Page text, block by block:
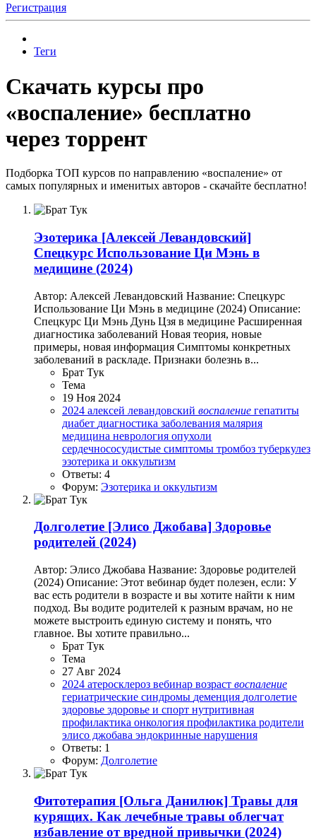
Регистрация
Теги
Скачать курсы про
«воспаление» бесплатно
через торрент
Подборка ТОП курсов по направлению «воспаление» от
самых популярных и именитых авторов - скачайте бесплатно!
Эзотерика [Алексей Левандовский]
Спецкурс Использование Ци Мэнь в
медицине (2024)
Автор: Алексей Левандовский Название: Спецкурс
Использование Ци Мэнь в медицине (2024) Описание:
Спецкурс Ци Мэнь Дунь Цзя в медицине Расширенная
диагностика заболеваний Новая теория, новые
примеры, новая информация Симптомы конкретных
заболеваний в раскладе. Признаки болезнь в...
Брат Тук
Тема
19 Ноя 2024
2024 алексей левандовский воспаление гепатиты
диабет диагностика заболевания малярия
медицина неврология опухоли
сердечнососудистые симптомы тромбоз туберкулез
эзотерика и оккультизм
Ответы: 4
Форум: Эзотерика и оккультизм
Долголетие [Элисо Джобава] Здоровье
родителей (2024)
Автор: Элисо Джобава Название: Здоровье родителей
(2024) Описание: Этот вебинар будет полезен, если: У
вас есть родители в возрасте и вы хотите найти к ним
подход. Вы водите родителей к разным врачам, но не
можете выстроить единую систему и понять, что
главное. Вы хотите правильно...
Брат Тук
Тема
27 Авг 2024
2024 атеросклероз вебинар возраст воспаление
гериатрические синдромы деменция долголетие
здоровье здоровье и спорт нутритивная
профилактика онкология профилактика родители
элисо джобава эндокринные нарушения
Ответы: 1
Форум: Долголетие
Фитотерапия [Ольга Данилюк] Травы для
курящих. Как лечебные травы облегчат
избавление от вредной привычки (2024)